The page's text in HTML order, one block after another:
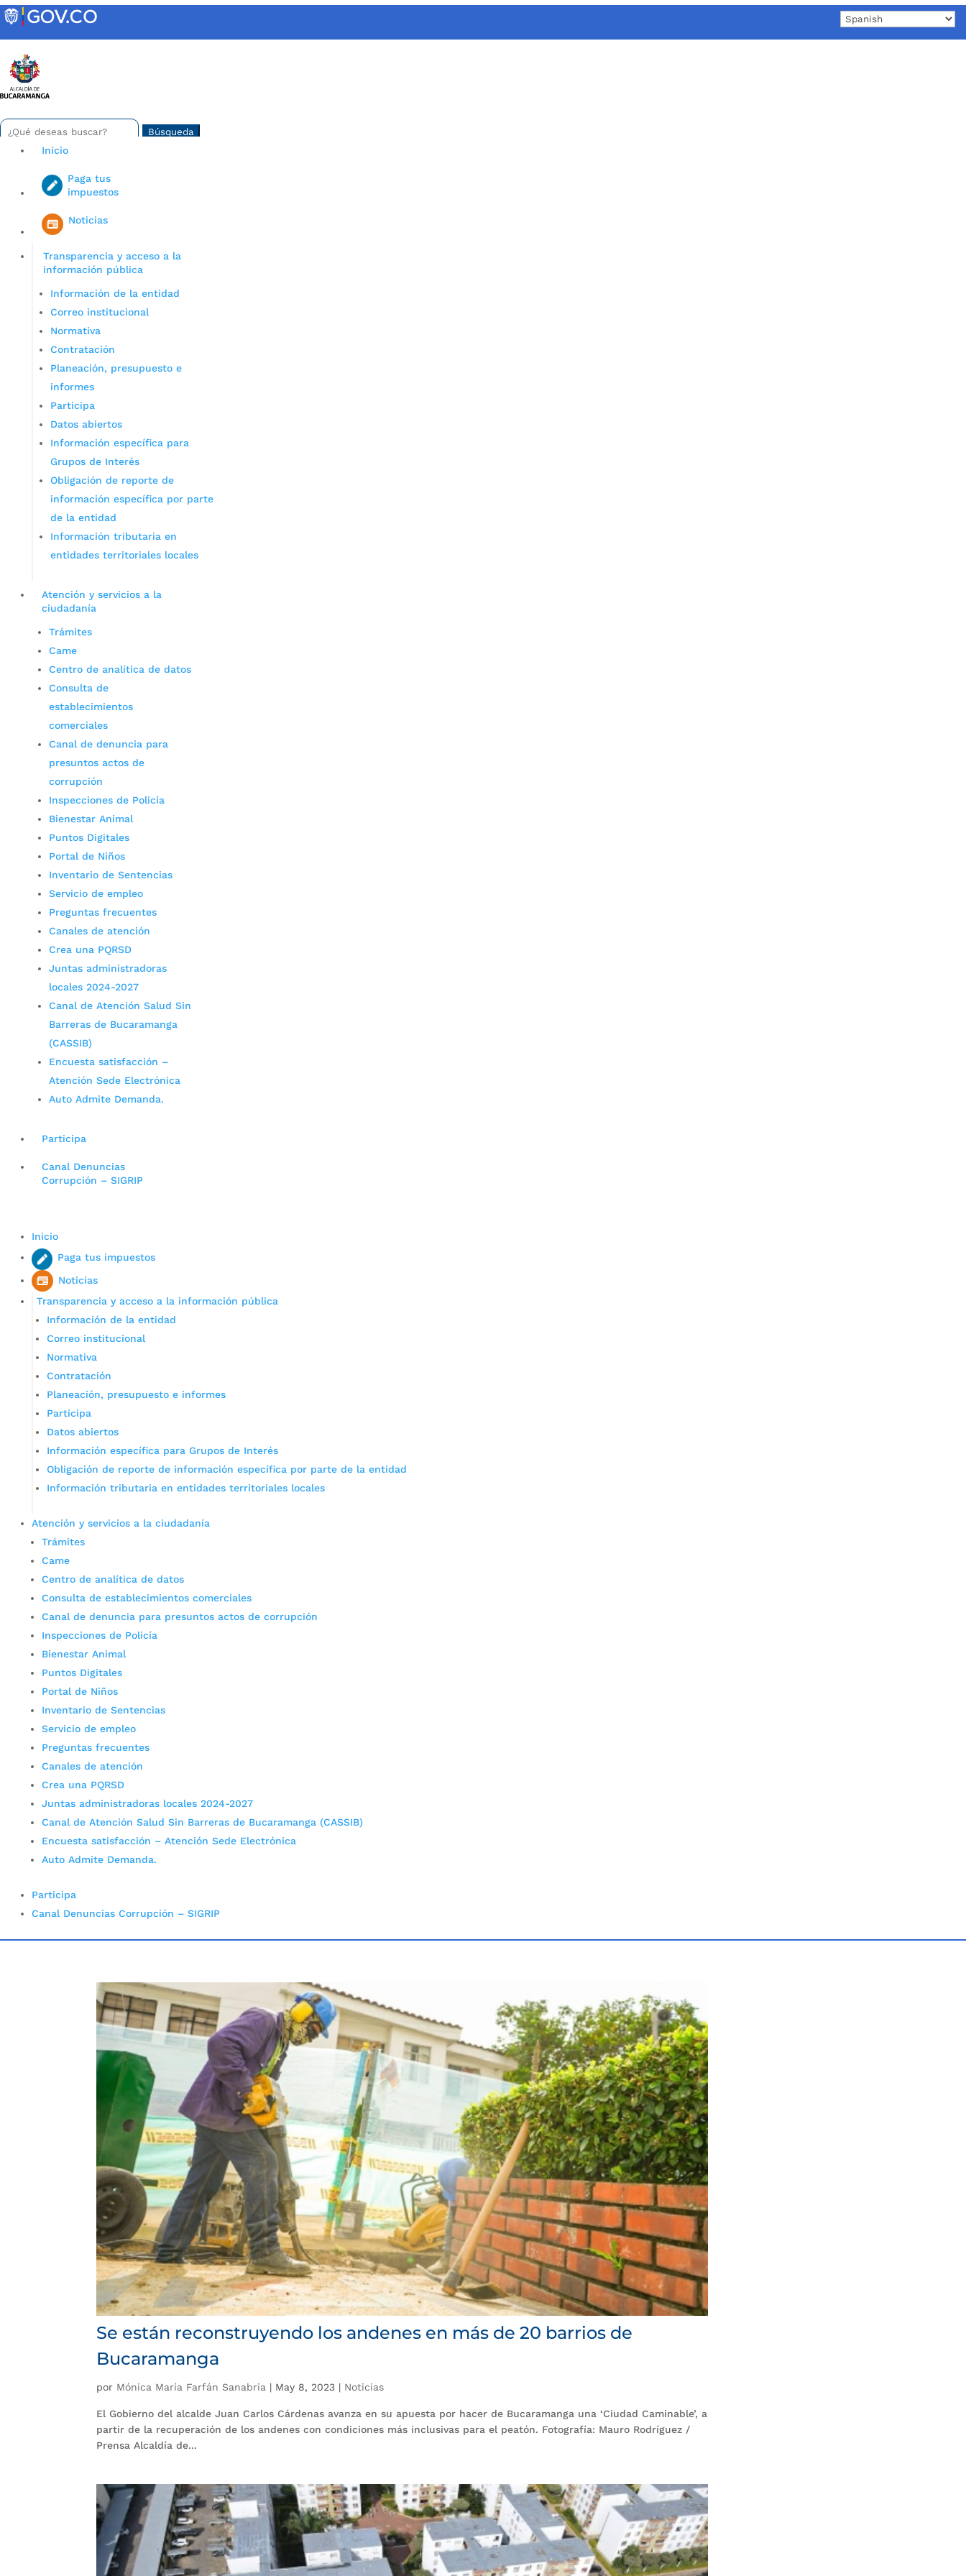
Skip
to
Buscar:
Search
for...
Iniciar sesión en gov co
Inicio
Paga tus
impuestos
Noticias
Transparencia y acceso a la
información pública
Información de la entidad
Correo institucional
Normativa
Contratación
Planeación, presupuesto e
informes
Participa
Datos abiertos
Información específica para
Grupos de Interés
Obligación de reporte de
información específica por parte
de la entidad
Información tributaria en
entidades territoriales locales
Atención y servicios a la
ciudadanía
Trámites
Came
Centro de analítica de datos
Consulta de
establecimientos
comerciales
Canal de denuncia para
presuntos actos de
corrupción
Inspecciones de Policía
Bienestar Animal
Puntos Digitales
Portal de Niños
Inventario de Sentencias
Servicio de empleo
Preguntas frecuentes
Canales de atención
Crea una PQRSD
Juntas administradoras
locales 2024-2027
Canal de Atención Salud Sin
Barreras de Bucaramanga
(CASSIB)
Encuesta satisfacción –
Atención Sede Electrónica
Auto Admite Demanda.
Participa
Canal Denuncias
Corrupción – SIGRIP
Inicio
Paga tus impuestos
Noticias
Transparencia y acceso a la información pública
Información de la entidad
Correo institucional
Normativa
Contratación
Planeación, presupuesto e informes
Participa
Datos abiertos
Información específica para Grupos de Interés
Obligación de reporte de información específica por parte de la entidad
Información tributaria en entidades territoriales locales
Atención y servicios a la ciudadanía
Trámites
Came
Centro de analítica de datos
Consulta de establecimientos comerciales
Canal de denuncia para presuntos actos de corrupción
Inspecciones de Policía
Bienestar Animal
Puntos Digitales
Portal de Niños
Inventario de Sentencias
Servicio de empleo
Preguntas frecuentes
Canales de atención
Crea una PQRSD
Juntas administradoras locales 2024-2027
Canal de Atención Salud Sin Barreras de Bucaramanga (CASSIB)
Encuesta satisfacción – Atención Sede Electrónica
Auto Admite Demanda.
Participa
Canal Denuncias Corrupción – SIGRIP
Se están reconstruyendo los andenes en más de 20 barrios de
Bucaramanga
por Mónica María Farfán Sanabria | May 8, 2023 | Noticias
El Gobierno del alcalde Juan Carlos Cárdenas avanza en su apuesta por hacer de Bucaramanga una ‘Ciudad Caminable’, a
partir de la recuperación de los andenes con condiciones más inclusivas para el peatón. Fotografía: Mauro Rodríguez /
Prensa Alcaldía de...